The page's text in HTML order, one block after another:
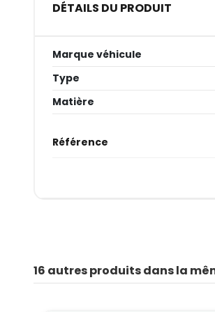
DÉTAILS DU PRODUIT
Marque véhicule
Type
Matière
Référence
16 autres produits dans la